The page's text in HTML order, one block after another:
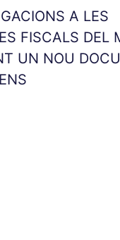
A LES
FISCALS DEL
UN NOU